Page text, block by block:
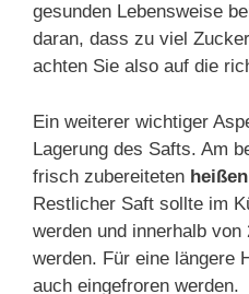
gesunden Lebensweise
daran, dass zu viel
achten Sie also auf die
Ein weiterer wichtiger
Lagerung des Safts. Am
frisch zubereiteten
Restlicher Saft sollte im
werden und innerhalb von
werden. Für eine längere
auch eingefroren werden.